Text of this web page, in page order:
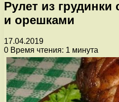
Рулет из грудинки
и орешками
17.04.2019
0 Время чтения: 1 минута